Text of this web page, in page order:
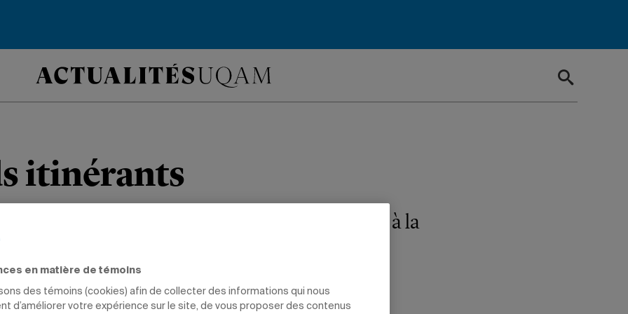
itinérants
réalisés dans un atelier de photo offert à la
font voir la ville autrement.
INNOVATION SOCIALE ARTS PROFESSEURS
en matière de témoins
des témoins (cookies) afin de collecter des informations qui nous
d’améliorer votre expérience sur le site, de vous proposer des contenus